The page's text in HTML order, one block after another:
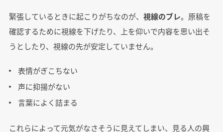
緊張しているときに起こりがちなのが、 視線のブレ。原稿を
確認するために視線を下げたり、上を仰いで内容を思い出そ
うとしたり、視線の先が安定していません。
表情がぎこちない
声に抑揚がない
言葉によく詰まる
これらによって元気がなさそうに見えてしまい、見る人の興